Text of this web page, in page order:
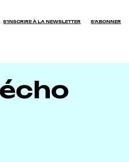
S'INSCRIRE À LA NEWSLETTER S’ABONNER